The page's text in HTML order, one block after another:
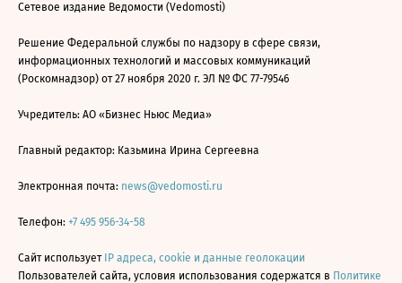
Сетевое издание Ведомости (Vedomosti)
Решение Федеральной службы по надзору в сфере связи,
информационных технологий и массовых коммуникаций
(Роскомнадзор) от 27 ноября 2020 г. ЭЛ № ФС 77-79546
Учредитель: АО «Бизнес Ньюс Медиа»
Главный редактор: Казьмина Ирина Сергеевна
Электронная почта: news@vedomosti.ru
Телефон: +7 495 956-34-58
Сайт использует IP адреса, cookie и данные геолокации
Пользователей сайта, условия использования содержатся в Политике